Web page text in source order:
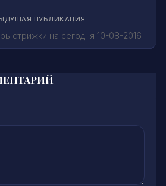
ПУБЛИКАЦИЯ
стрижки на сегодня 10-08-2016